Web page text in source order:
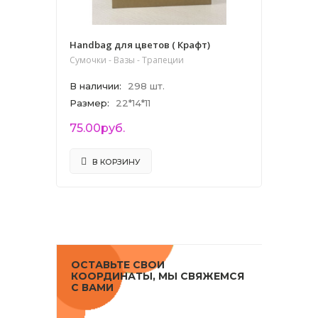
Handbag для цветов ( Крафт)
Сумочки - Вазы - Трапеции
В наличии:
298 шт.
Размер: 22*14*11
75.00руб.
В КОРЗИНУ
ОСТАВЬТЕ СВОИ
КООРДИНАТЫ, МЫ СВЯЖЕМСЯ
С ВАМИ